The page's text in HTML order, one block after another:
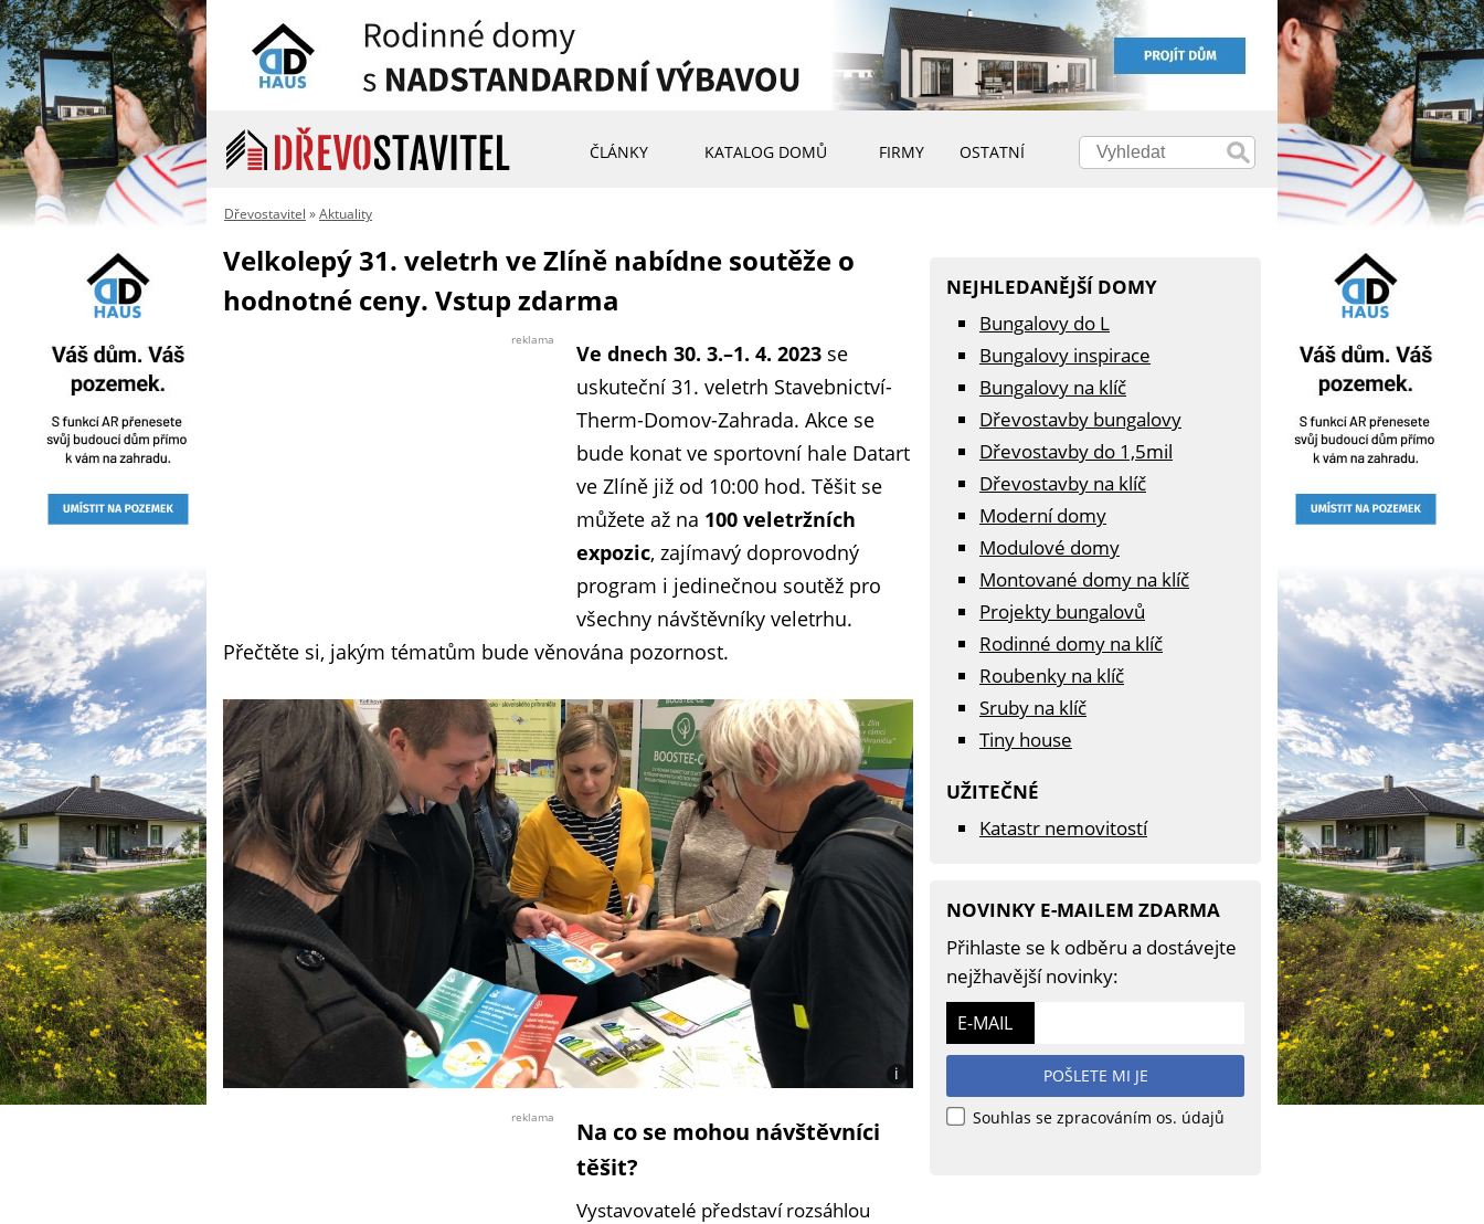
ČLÁNKY KATALOG DOMŮ FIRMY OSTATNÍ
Dřevostavitel »Aktuality
Velkolepý 31. veletrh ve Zlíně nabídne soutěže o
hodnotné ceny. Vstup zdarma
reklama
Ve dnech 30. 3.–1. 4. 2023 se
uskuteční 31. veletrh Stavebnictví-
Therm-Domov-Zahrada. Akce se
bude konat ve sportovní hale Datart
ve Zlíně již od 10:00 hod. Těšit se
můžete až na 100 veletržních
expozic, zajímavý doprovodný
program i jedinečnou soutěž pro
všechny návštěvníky veletrhu.
Přečtěte si, jakým tématům bude věnována pozornost.
i
Foto:
Stavebnictví
reklama
Na co se mohou návštěvníci
těšit?
Vystavovatelé představí rozsáhlou
NEJHLEDANĚJŠÍ DOMY
Bungalovy do L
Bungalovy inspirace
Bungalovy na klíč
Dřevostavby bungalovy
Dřevostavby do 1,5mil
Dřevostavby na klíč
Moderní domy
Modulové domy
Montované domy na klíč
Projekty bungalovů
Rodinné domy na klíč
Roubenky na klíč
Sruby na klíč
Tiny house
UŽITEČNÉ
Katastr nemovitostí
NOVINKY E-MAILEM ZDARMA
Přihlaste se k odběru a dostávejte
nejžhavější novinky:
E-MAIL
POŠLETE MI JE
Souhlas se zpracováním os. údajů